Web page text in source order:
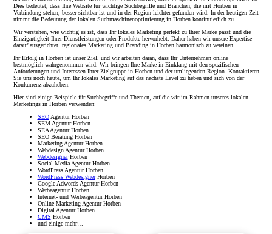
Dies bedeutet, dass Ihre Website für wichtige Suchbegriffe und Branchen, die mit Horben in
Verbindung stehen, besser sichtbar ist und in der Region leichter gefunden wird. In der heutigen Zeit
nimmt die Bedeutung der lokalen Suchmaschinenoptimierung in Horben kontinuierlich zu.
Wir verstehen, wie wichtig es ist, dass Ihr lokales Marketing perfekt zu Ihrer Marke passt und die
Einzigartigkeit Ihrer Dienstleistungen oder Produkte hervorhebt. Daher haben wir unsere Expertise
darauf ausgerichtet, regionales Marketing und Branding in Horben harmonisch zu vereinen.
Ihr Erfolg in Horben ist unser Ziel, und wir arbeiten daran, dass Ihr Unternehmen online
bestmöglich wahrgenommen wird. Wir bringen Ihre Marke in Einklang mit den spezifischen
Anforderungen und Interessen Ihrer Zielgruppe in Horben und der umliegenden Region. Kontaktieren
Sie uns noch heute, um Ihr lokales Marketing auf das nächste Level zu heben und sich von der
Konkurrenz abzuheben.
Hier sind einige Beispiele für Suchbegriffe und Themen, auf die wir im Rahmen unseres lokalen
Marketings in Horben verwenden:
SEOAgentur Horben
SEM Agentur Horben
SEA Agentur Horben
SEO Beratung Horben
Marketing Agentur Horben
Webdesign Agentur Horben
WebdesignerHorben
Social Media Agentur Horben
WordPress Agentur Horben
WordPress WebdesignerHorben
Google Adwords Agentur Horben
Werbeagentur Horben
Internet- und Werbeagentur Horben
Online Marketing Agentur Horben
Digital Agentur Horben
CMS Horben
und einige mehr…